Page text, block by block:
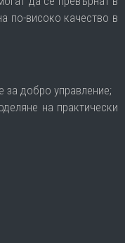
по-високо качество в
за добро управление;
на практически